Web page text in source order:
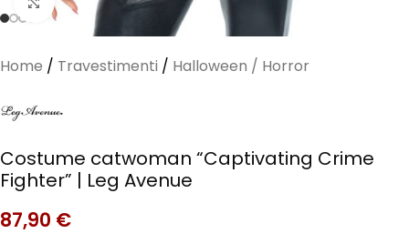
Home / Travestimenti / Halloween / Horror
Costume catwoman “Captivating Crime
Fighter” | Leg Avenue
87,90 €